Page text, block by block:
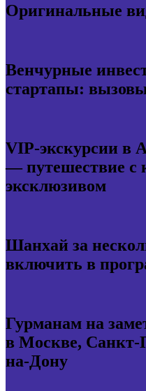
Оригинальные
Венчурные
стартапы:
VIP-экскурсии в
— путешествие с
эксклюзивом
Шанхай за
включить в
Гурманам на
в Москве, Санкт-
на-Дону